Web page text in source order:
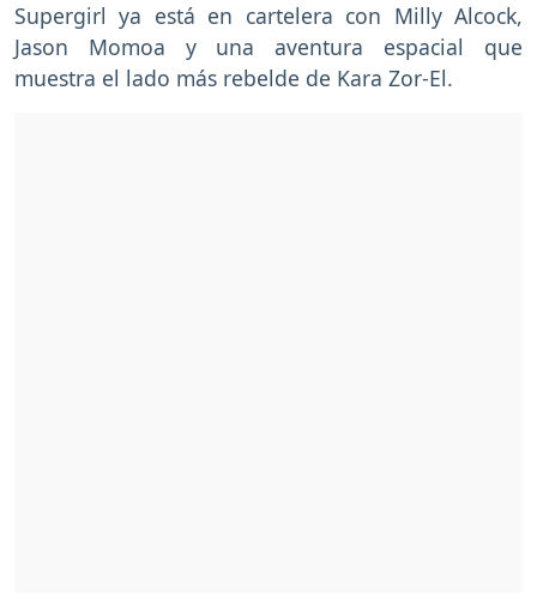
Supergirl ya está en cartelera con Milly Alcock,
Jason Momoa y una aventura espacial que
muestra el lado más rebelde de Kara Zor-El.